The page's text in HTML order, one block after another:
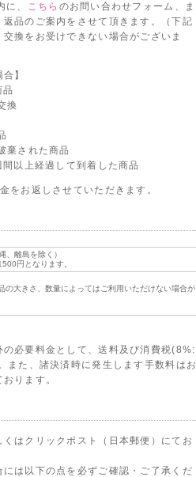
に、 こちら のお問い合わせフォーム、ま
品のご案内をさせて頂きます。（下記
換をお受けできない場合がございま
】
品
換
棄された商品
以上経過して到着した商品
をお返しさせていただきます。
、離島を除く）
円となります。
の大きさ、数量によってはご利用いただけない場合が
必要料金として、送料及び消費税(8%:
また、諸決済時に発生します手数料はお
ります。
はクリックポスト（日本郵便）にてお
は以下の点を必ずご確認・ご了承くだ